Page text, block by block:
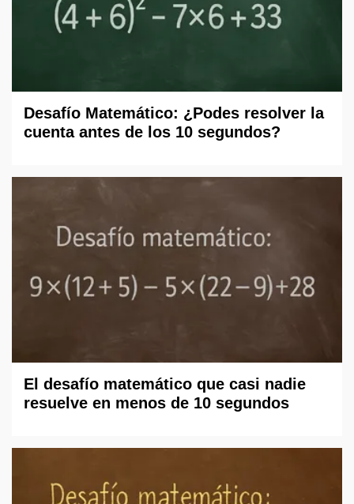
Desafío Matemático: ¿Podes resolver la
cuenta antes de los 10 segundos?
El desafío matemático que casi nadie
resuelve en menos de 10 segundos